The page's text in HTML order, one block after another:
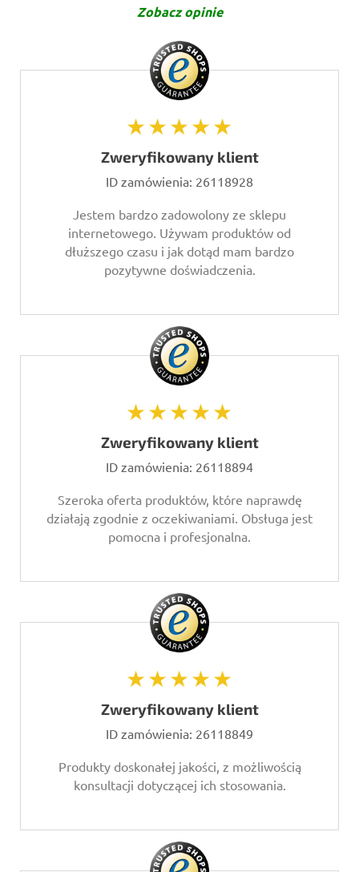
Zobacz opinie
★★★★★
Zweryfikowany klient
ID zamówienia: 26118928
Jestem bardzo zadowolony ze sklepu
internetowego. Używam produktów od
dłuższego czasu i jak dotąd mam bardzo
pozytywne doświadczenia.
★★★★★
Zweryfikowany klient
ID zamówienia: 26118894
Szeroka oferta produktów, które naprawdę
działają zgodnie z oczekiwaniami. Obsługa jest
pomocna i profesjonalna.
★★★★★
Zweryfikowany klient
ID zamówienia: 26118849
Produkty doskonałej jakości, z możliwością
konsultacji dotyczącej ich stosowania.